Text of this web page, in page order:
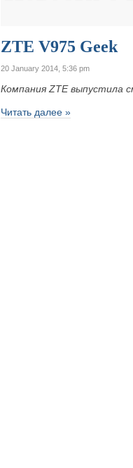
ZTE V975 Geek
20 January 2014, 5:36 pm
Компания ZTE выпустила
Читать далее »